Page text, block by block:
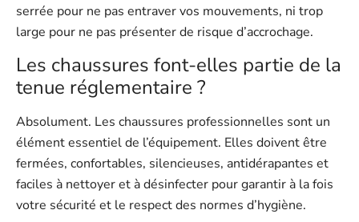
serrée pour ne pas entraver vos mouvements, ni trop
large pour ne pas présenter de risque d’accrochage.
Les chaussures font-elles partie de la
tenue réglementaire ?
Absolument. Les chaussures professionnelles sont un
élément essentiel de l’équipement. Elles doivent être
fermées, confortables, silencieuses, antidérapantes et
faciles à nettoyer et à désinfecter pour garantir à la fois
votre sécurité et le respect des normes d’hygiène.